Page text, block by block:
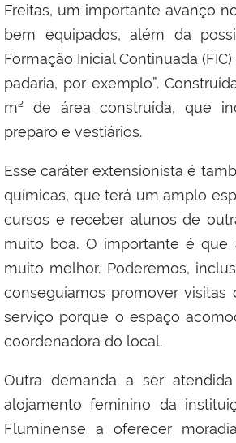
Freitas, um importante avanço
bem equipados, além da
Formação Inicial Continuada
padaria, por exemplo”.
m² de área construída, que
preparo e vestiários.
Esse caráter extensionista é
químicas, que terá um amplo
cursos e receber alunos de
muito boa. O importante é que
muito melhor. Poderemos,
conseguíamos promover
serviço porque o espaço
coordenadora do local.
Outra demanda a ser
alojamento feminino da
Fluminense a oferecer